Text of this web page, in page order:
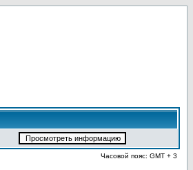
Часовой пояс: GMT + 3